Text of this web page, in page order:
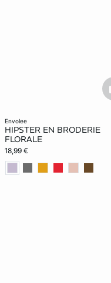
envolee
HIPSTER EN BRODERIE
FLORALE
18,99 €